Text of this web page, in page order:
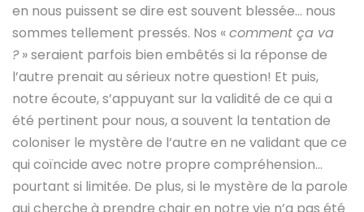
en nous puissent se dire est souvent blessée… nous
sommes tellement pressés. Nos «comment ça va
?» seraient parfois bien embêtés si la réponse de
l’autre prenait au sérieux notre question! Et puis,
notre écoute, s’appuyant sur la validité de ce qui a
été pertinent pour nous, a souvent la tentation de
coloniser le mystère de l’autre en ne validant que ce
qui coïncide avec notre propre compréhension…
pourtant si limitée. De plus, si le mystère de la parole
qui cherche à prendre chair en notre vie n’a pas été